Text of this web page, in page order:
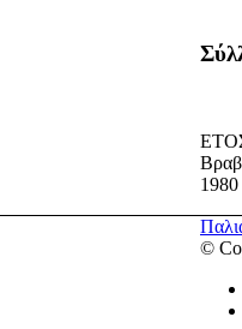
1980
©